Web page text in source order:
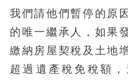
我們請他們暫停的原
的唯一繼承人，如果
繳納房屋契稅及土地
超過遺產稅免稅額